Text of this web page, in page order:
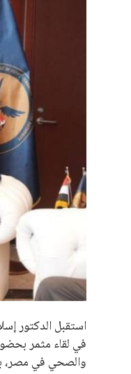
استقبل الدكتور
في لقاء مثمر
والصحي في مصر،